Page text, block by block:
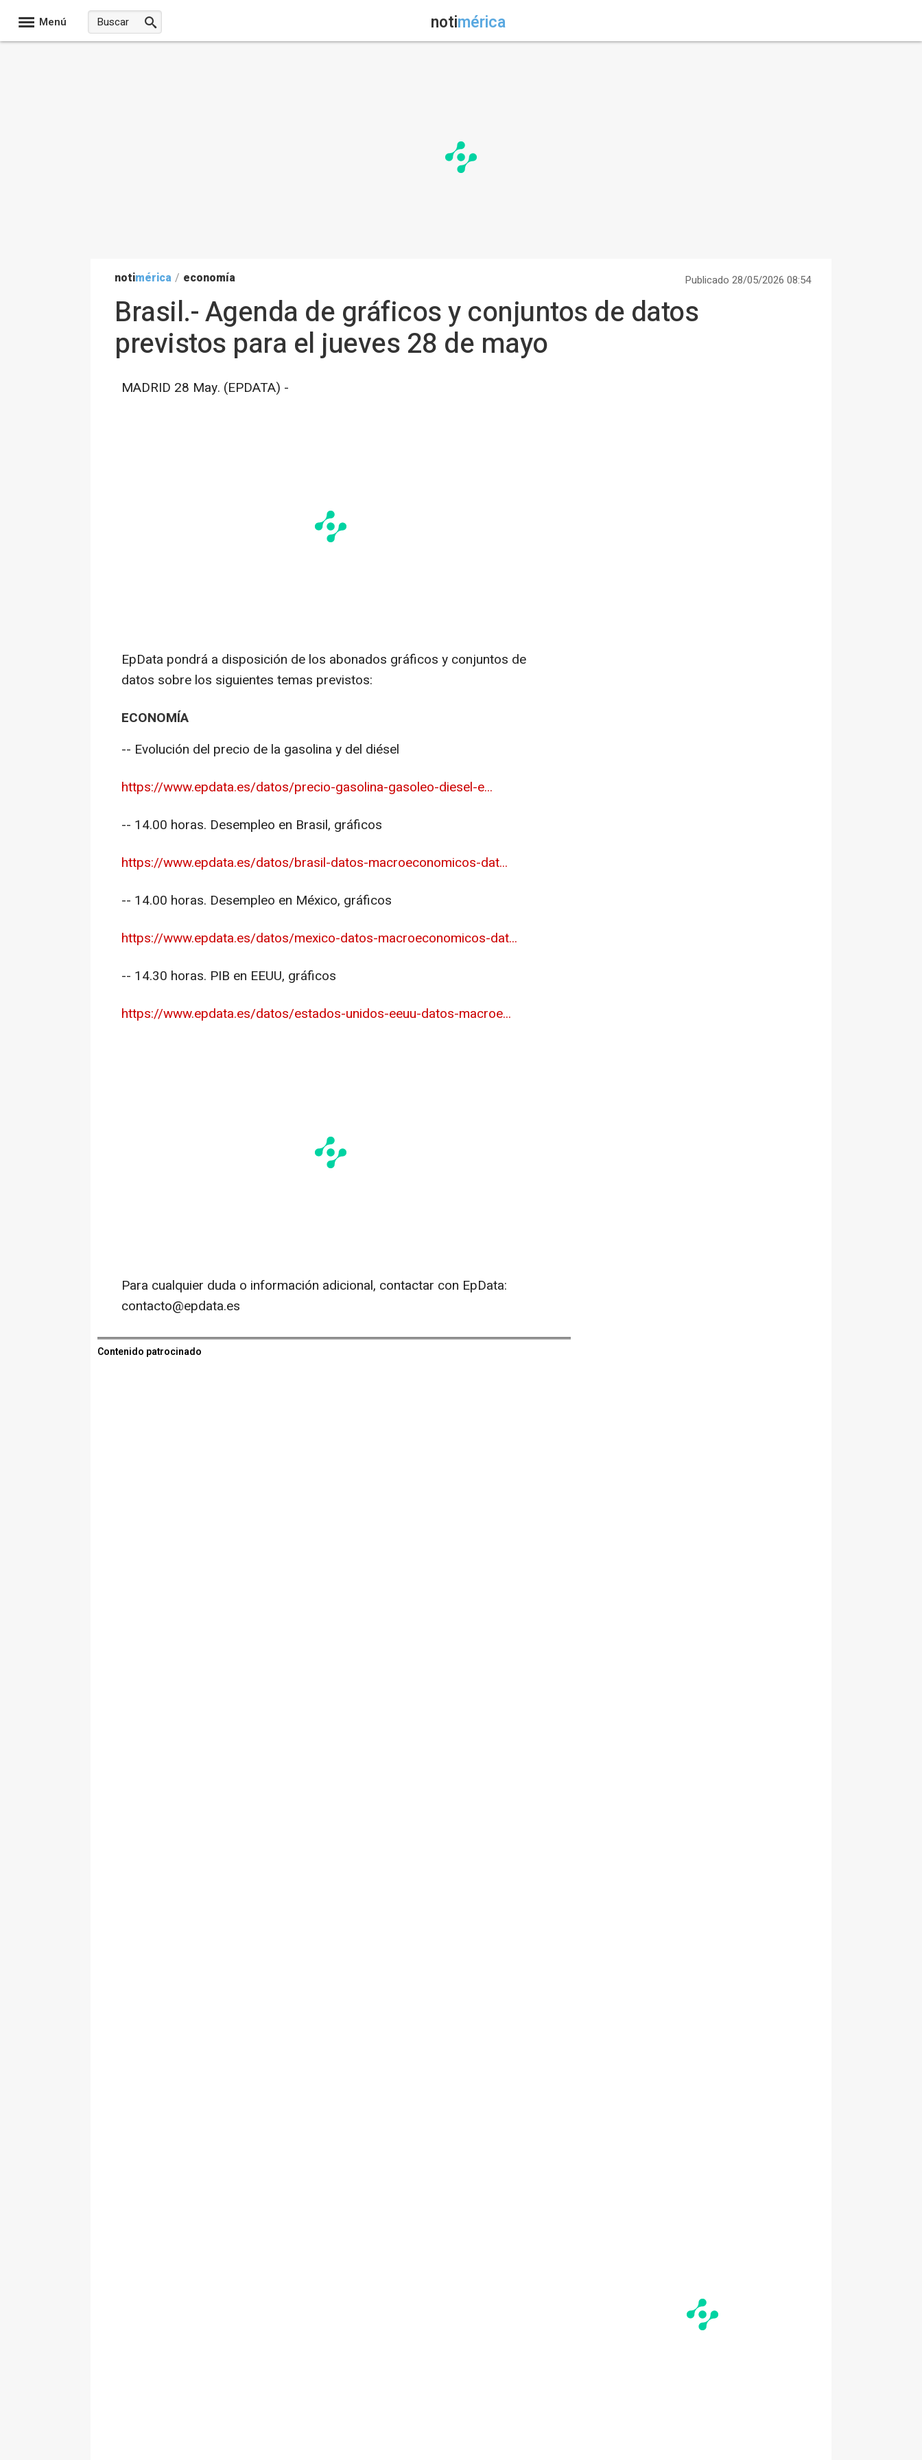
Menú notimérica
notimérica / economía Publicado 28/05/2026 08:54
Brasil.- Agenda de gráficos y conjuntos de datos
previstos para el jueves 28 de mayo
MADRID 28 May. (EPDATA) -
EpData pondrá a disposición de los abonados gráficos y conjuntos de
datos sobre los siguientes temas previstos:
ECONOMÍA
-- Evolución del precio de la gasolina y del diésel
https://www.epdata.es/datos/precio-gasolina-gasoleo-diesel-e...
-- 14.00 horas. Desempleo en Brasil, gráficos
https://www.epdata.es/datos/brasil-datos-macroeconomicos-dat...
-- 14.00 horas. Desempleo en México, gráficos
https://www.epdata.es/datos/mexico-datos-macroeconomicos-dat...
-- 14.30 horas. PIB en EEUU, gráficos
https://www.epdata.es/datos/estados-unidos-eeuu-datos-macroe...
Para cualquier duda o información adicional, contactar con EpData:
contacto@epdata.es
Contenido patrocinado